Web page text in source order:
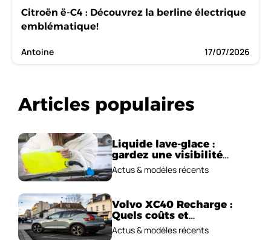
Citroën ë-C4 : Découvrez la berline électrique
emblématique!
Antoine 17/07/2026
Articles populaires
Liquide lave-glace :
gardez une visibilité
parfaite en voiture
Actus & modèles récents
Volvo XC40 Recharge :
Quels coûts et
performances
électriques ?
Actus & modèles récents